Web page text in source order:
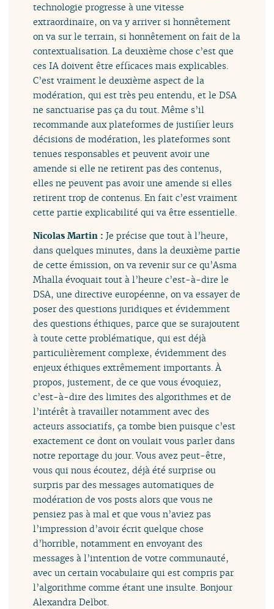
technologie progresse à une vitesse
extraordinaire, on va y arriver si honnêtement
on va sur le terrain, si honnêtement on fait de la
contextualisation. La deuxième chose c’est que
ces IA doivent être efficaces mais explicables.
C’est vraiment le deuxième aspect de la
modération, qui est très peu entendu, et le DSA
ne sanctuarise pas ça du tout. Même s’il
recommande aux plateformes de justifier leurs
décisions de modération, les plateformes sont
tenues responsables et peuvent avoir une
amende si elle ne retirent pas des contenus,
elles ne peuvent pas avoir une amende si elles
retirent trop de contenus. En fait c’est vraiment
cette partie explicabilité qui va être essentielle.
Nicolas Martin :Je précise que tout à l’heure,
dans quelques minutes, dans la deuxième partie
de cette émission, on va revenir sur ce qu’Asma
Mhalla évoquait tout à l’heure c’est-à-dire le
DSA, une directive européenne, on va essayer de
poser des questions juridiques et évidemment
des questions éthiques, parce que se surajoutent
à toute cette problématique, qui est déjà
particulièrement complexe, évidemment des
enjeux éthiques extrêmement importants. À
propos, justement, de ce que vous évoquiez,
c’est-à-dire des limites des algorithmes et de
l’intérêt à travailler notamment avec des
acteurs associatifs, ça tombe bien puisque c’est
exactement ce dont on voulait vous parler dans
notre reportage du jour. Vous avez peut-être,
vous qui nous écoutez, déjà été surprise ou
surpris par des messages automatiques de
modération de vos posts alors que vous ne
pensiez pas à mal et que vous n’aviez pas
l’impression d’avoir écrit quelque chose
d’horrible, notamment en envoyant des
messages à l’intention de votre communauté,
avec un certain vocabulaire qui est compris par
l’algorithme comme étant une insulte. Bonjour
Alexandra Delbot.